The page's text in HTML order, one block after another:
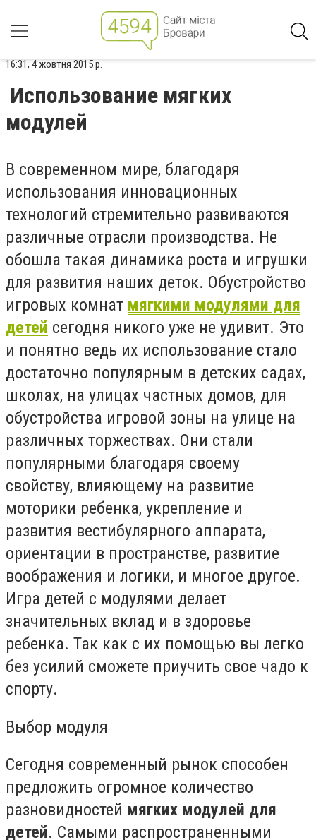
16:31, 4 жовтня 2015 р.
Использование мягких
модулей
В современном мире, благодаря
использования инновационных
технологий стремительно развиваются
различные отрасли производства. Не
обошла такая динамика роста и игрушки
для развития наших деток. Обустройство
игровых комнат мягкими модулями для
детей сегодня никого уже не удивит. Это
и понятно ведь их использование стало
достаточно популярным в детских садах,
школах, на улицах частных домов, для
обустройства игровой зоны на улице на
различных торжествах. Они стали
популярными благодаря своему
свойству, влияющему на развитие
моторики ребенка, укрепление и
развития вестибулярного аппарата,
ориентации в пространстве, развитие
воображения и логики, и многое другое.
Игра детей с модулями делает
значительных вклад и в здоровье
ребенка. Так как с их помощью вы легко
без усилий сможете приучить свое чадо к
спорту.
Выбор модуля
Сегодня современный рынок способен
предложить огромное количество
разновидностей мягких модулей для
детей. Самыми распространенными